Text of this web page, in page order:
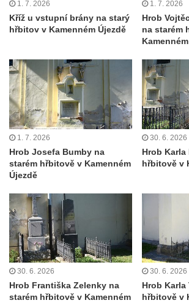
Maazův kříž na Kostelní stezce v
Mikulášovicích
Mikulášovicích
Franzeho kříž u domu čp. 356 v
Mikulášovicích
Hammerberský kříž na křižovatce mezi
domy čp. 739 a 758 v Mikulášovicích
Kříž Johannese Herlta poblíž domu čp. 428
Mikulášovicích
Hillův kříž u domu čp. 436 v Mikulášovicích
Hampelův kříž západně od dolního nádraží
v Mikulášovicích
Růžové
1. 7. 2026
Kříž u vstupní brány na starý
hřbitov v Kamenném Újezdě
1. 7. 2026
Hrob
na starém
1. 7. 2026
Hrob Josefa Bumby na
starém hřbitově v Kamenném
Újezdě
30. 6. 2026
Hrob Karla
hřbitově v
30. 6. 2026
Hrob Františka Zelenky na
starém hřbitově v Kamenném
30. 6. 2026
Hrob Karla
hřbitově v